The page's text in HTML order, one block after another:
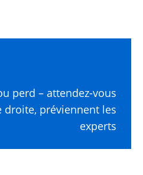
perd – attendez-vous
droite, préviennent les
experts